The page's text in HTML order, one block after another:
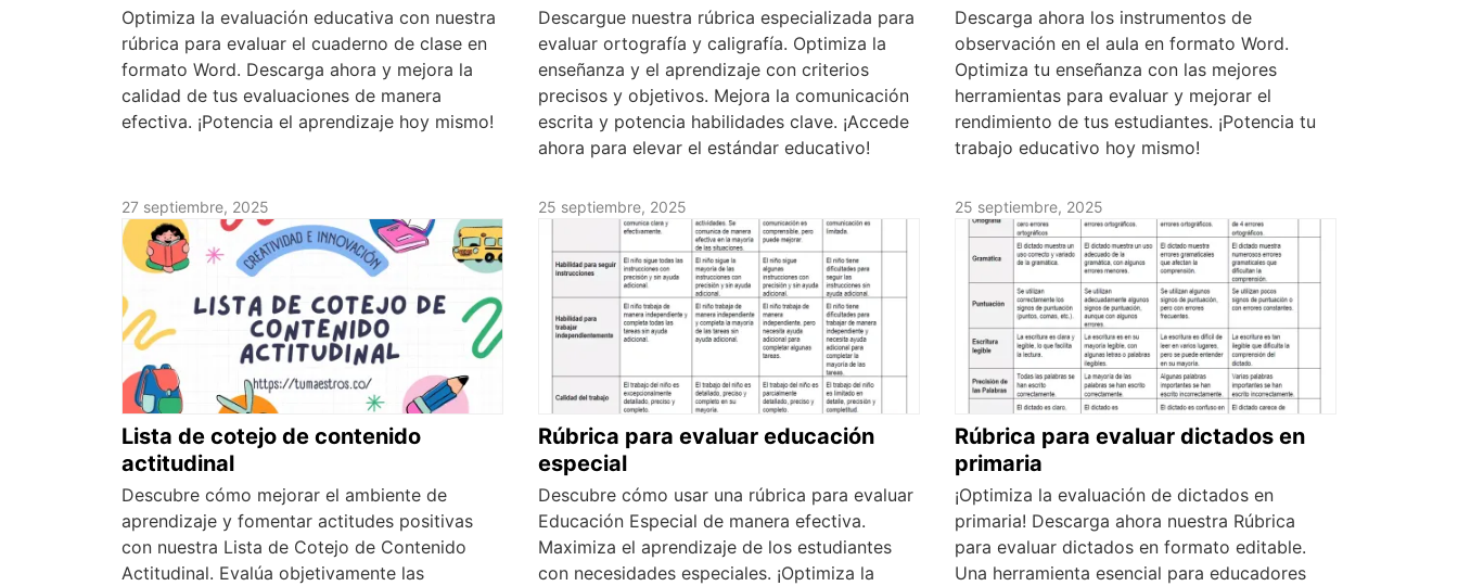
Optimiza la evaluación educativa con nuestra
rúbrica para evaluar el cuaderno de clase en
formato Word. Descarga ahora y mejora la
calidad de tus evaluaciones de manera
efectiva. ¡Potencia el aprendizaje hoy mismo!
Descargue nuestra rúbrica especializada para
evaluar ortografía y caligrafía. Optimiza la
enseñanza y el aprendizaje con criterios
precisos y objetivos. Mejora la comunicación
escrita y potencia habilidades clave. ¡Accede
ahora para elevar el estándar educativo!
Descarga ahora los instrumentos de
observación en el aula en formato Word.
Optimiza tu enseñanza con las mejores
herramientas para evaluar y mejorar el
rendimiento de tus estudiantes. ¡Potencia tu
trabajo educativo hoy mismo!
27 septiembre, 2025
Lista de cotejo de contenido
actitudinal
Descubre cómo mejorar el ambiente de
aprendizaje y fomentar actitudes positivas
con nuestra Lista de Cotejo de Contenido
Actitudinal. Evalúa objetivamente las
25 septiembre, 2025
Rúbrica para evaluar educación
especial
Descubre cómo usar una rúbrica para evaluar
Educación Especial de manera efectiva.
Maximiza el aprendizaje de los estudiantes
con necesidades especiales. ¡Optimiza la
25 septiembre, 2025
Rúbrica para evaluar dictados en
primaria
¡Optimiza la evaluación de dictados en
primaria! Descarga ahora nuestra Rúbrica
para evaluar dictados en formato editable.
Una herramienta esencial para educadores